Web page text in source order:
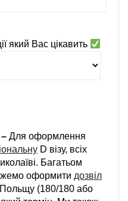
який Вас цікавить
Для оформлення
D візу, всіх
Багатьом
оформити дозвіл
(180/180 або